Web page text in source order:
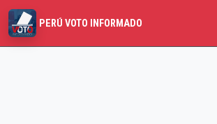
PERÚ VOTO INFORMADO